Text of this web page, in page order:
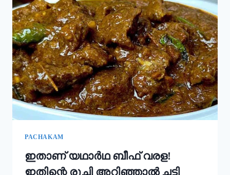
ഈ
ഒരു
പൊടികൈ
ചെയ്യൂ!
പഞ്ഞിക്കെട്ട്
പോലെ
ഒരു
റാഗി
പുട്ട്!
|
SPECIAL
PACHAKAM
ഇതാണ് യഥാർഥ ബീഫ് വരള!
ഇതിന്റെ രുചി അറിഞ്ഞാൽ ചട്ടി